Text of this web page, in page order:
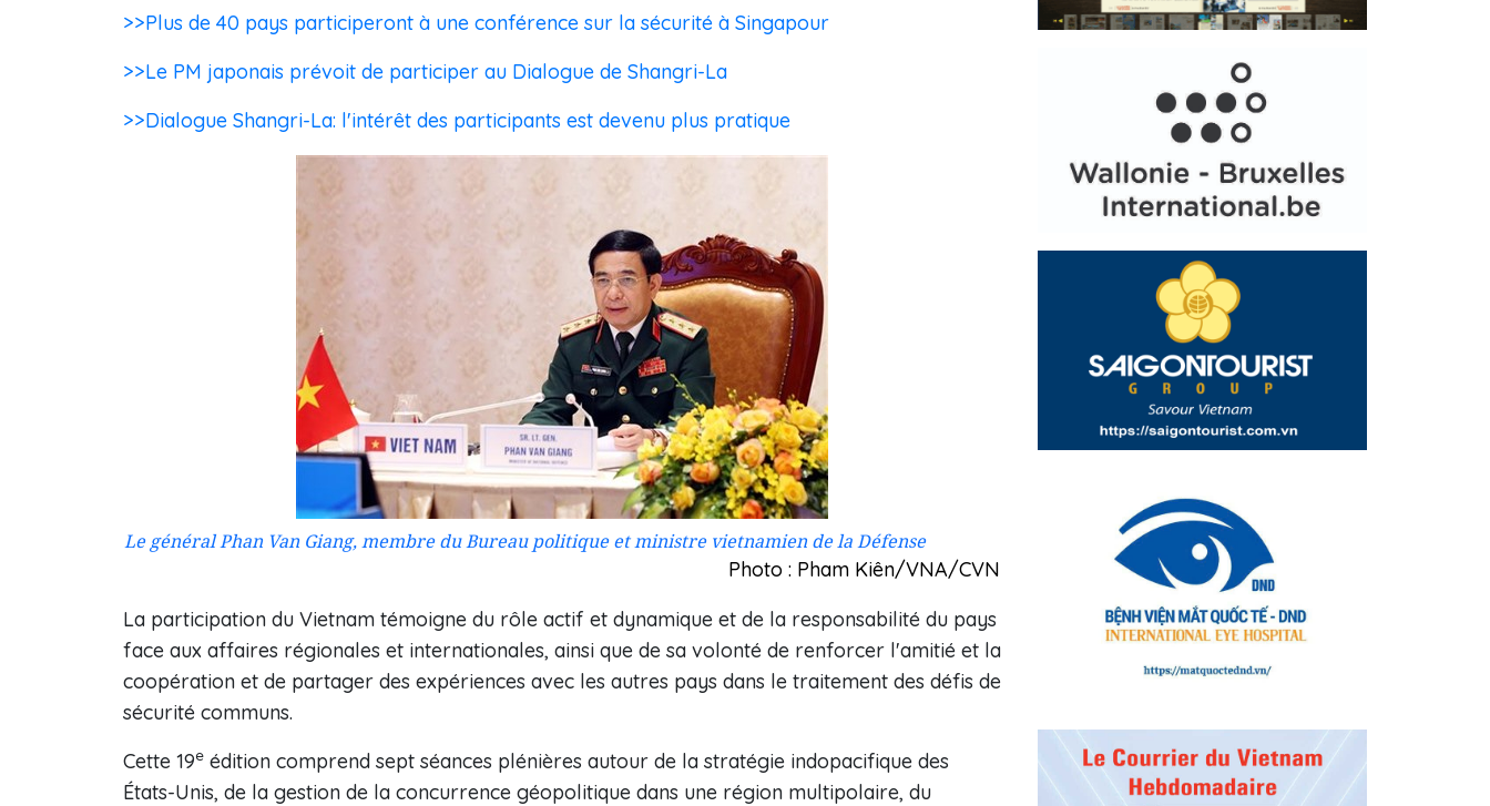
>>Plus de 40 pays participeront à une conférence sur la sécurité à Singapour
>>Le PM japonais prévoit de participer au Dialogue de Shangri-La
>>Dialogue Shangri-La: l'intérêt des participants est devenu plus pratique
Le général Phan Van Giang, membre du Bureau politique et ministre vietnamien de la Défense
Photo : Pham Kiên/VNA/CVN
La participation du Vietnam témoigne du rôle actif et dynamique et de la responsabilité du pays
face aux affaires régionales et internationales, ainsi que de sa volonté de renforcer l'amitié et la
coopération et de partager des expériences avec les autres pays dans le traitement des défis de
sécurité communs.
Cette 19e édition comprend sept séances plénières autour de la stratégie indopacifique des
États-Unis, de la gestion de la concurrence géopolitique dans une région multipolaire, du